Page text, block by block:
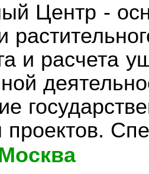
Центр -
и расчета
проектов.